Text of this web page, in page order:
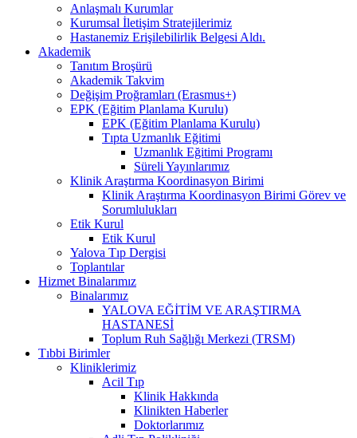
Anlaşmalı Kurumlar
Kurumsal İletişim Stratejilerimiz
Hastanemiz Erişilebilirlik Belgesi Aldı.
Akademik
Tanıtım Broşürü
Akademik Takvim
Değişim Proğramları (Erasmus+)
EPK (Eğitim Planlama Kurulu)
EPK (Eğitim Planlama Kurulu)
Tıpta Uzmanlık Eğitimi
Uzmanlık Eğitimi Programı
Süreli Yayınlarımız
Klinik Araştırma Koordinasyon Birimi
Klinik Araştırma Koordinasyon Birimi Görev ve
Sorumlulukları
Etik Kurul
Etik Kurul
Yalova Tıp Dergisi
Toplantılar
Hizmet Binalarımız
Binalarımız
YALOVA EĞİTİM VE ARAŞTIRMA
HASTANESİ
Toplum Ruh Sağlığı Merkezi (TRSM)
Tıbbi Birimler
Kliniklerimiz
Acil Tıp
Klinik Hakkında
Klinikten Haberler
Doktorlarımız